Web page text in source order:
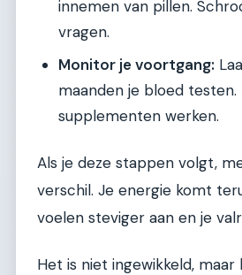
innemen van pillen.
vragen.
Monitor je voortgang:
maanden je bloed
supplementen werken.
Als je deze stappen volgt,
verschil. Je energie komt
voelen steviger aan en je
Het is niet ingewikkeld,